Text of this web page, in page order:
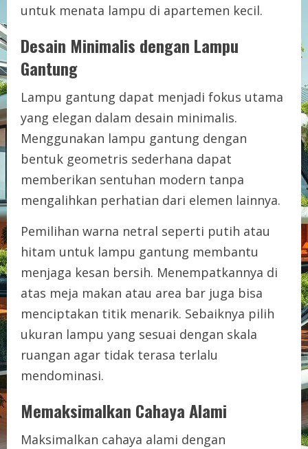
untuk menata lampu di apartemen kecil.
Desain Minimalis dengan Lampu
Gantung
Lampu gantung dapat menjadi fokus utama
yang elegan dalam desain minimalis.
Menggunakan lampu gantung dengan
bentuk geometris sederhana dapat
memberikan sentuhan modern tanpa
mengalihkan perhatian dari elemen lainnya.
Pemilihan warna netral seperti putih atau
hitam untuk lampu gantung membantu
menjaga kesan bersih. Menempatkannya di
atas meja makan atau area bar juga bisa
menciptakan titik menarik. Sebaiknya pilih
ukuran lampu yang sesuai dengan skala
ruangan agar tidak terasa terlalu
mendominasi.
Memaksimalkan Cahaya Alami
Maksimalkan cahaya alami dengan